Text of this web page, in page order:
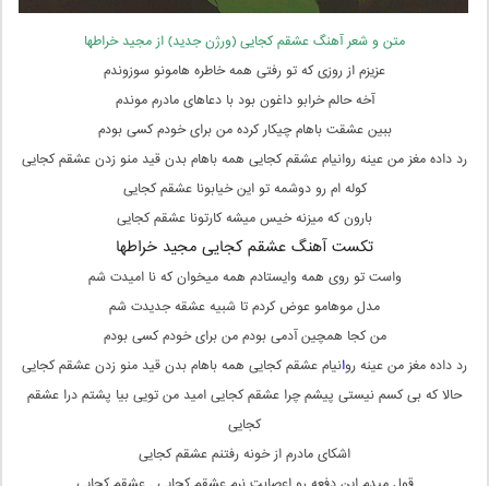
متن و شعر آهنگ عشقم کجایی (ورژن جدید) از مجید خراطها
عزیزم از روزی که تو رفتی همه خاطره هامونو سوزوندم
آخه حالم خرابو داغون بود با دعاهای مادرم موندم
ببین عشقت باهام چیکار کرده من برای خودم کسی بودم
رد داده مغز من عینه روانیام عشقم کجایی همه باهام بدن قید منو زدن عشقم کجایی
کوله ام رو دوشمه تو این خیابونا عشقم کجایی
بارون که میزنه خیس میشه کارتونا عشقم کجایی
تکست آهنگ عشقم کجایی مجید خراطها
واست تو روی همه وایستادم همه میخوان که نا امیدت شم
مدل موهامو عوض کردم تا شبیه عشقه جدیدت شم
من کجا همچین آدمی بودم من برای خودم کسی بودم
رد داده مغز من عینه روانیام عشقم کجایی همه باهام بدن قید منو زدن عشقم کجایی
حالا که بی کسم نیستی پیشم چرا عشقم کجایی امید من تویی بیا پشتم درا عشقم
کجایی
اشکای مادرم از خونه رفتنم عشقم کجایی